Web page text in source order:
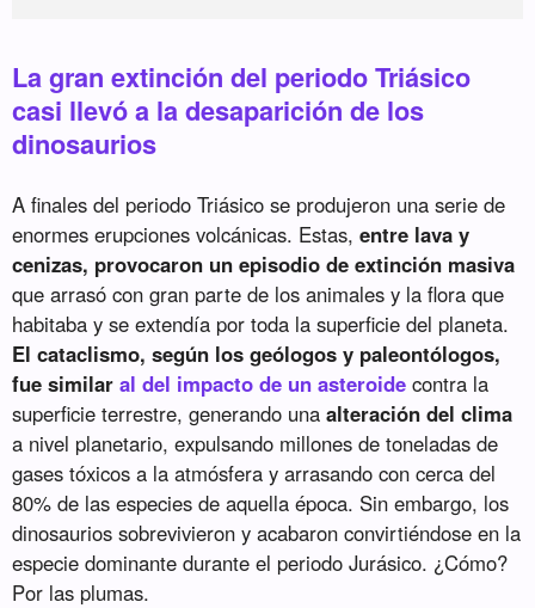
La gran extinción del periodo Triásico
casi llevó a la desaparición de los
dinosaurios
A finales del periodo Triásico se produjeron una serie de
enormes erupciones volcánicas. Estas,entre lava y
cenizas, provocaron un episodio de extinción masiva
que arrasó con gran parte de los animales y la flora que
habitaba y se extendía por toda la superficie del planeta.
El cataclismo, según los geólogos y paleontólogos,
fue similaral del impacto de un asteroide contra la
superficie terrestre, generando unaalteración del clima
a nivel planetario, expulsando millones de toneladas de
gases tóxicos a la atmósfera y arrasando con cerca del
80% de las especies de aquella época. Sin embargo, los
dinosaurios sobrevivieron y acabaron convirtiéndose en la
especie dominante durante el periodo Jurásico. ¿Cómo?
Por las plumas.